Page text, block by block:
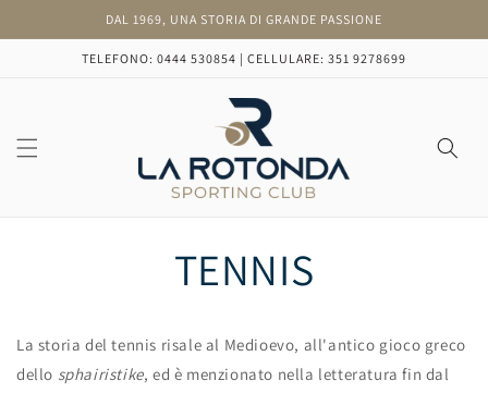
direttamente
ai contenuti
DAL 1969, UNA STORIA DI GRANDE PASSIONE
TELEFONO: 0444 530854 | CELLULARE: 351 9278699
TENNIS
La storia del tennis risale al Medioevo, all'antico gioco greco
dello sphairistike, ed è menzionato nella letteratura fin dal